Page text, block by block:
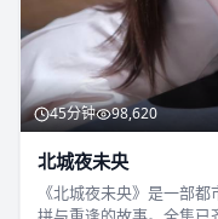
45分钟 98,620
北城夜未央
《北城夜未央》是一部